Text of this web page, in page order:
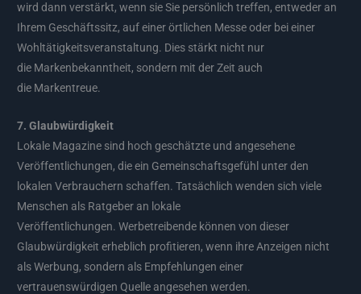
wird dann verstärkt, wenn sie Sie persönlich treffen, entweder an
Ihrem Geschäftssitz, auf einer örtlichen Messe oder bei einer
Wohltätigkeitsveranstaltung. Dies stärkt nicht nur
die Markenbekanntheit, sondern mit der Zeit auch
die Markentreue.
7. Glaubwürdigkeit
Lokale Magazine sind hoch geschätzte und angesehene
Veröffentlichungen, die ein Gemeinschaftsgefühl unter den
lokalen Verbrauchern schaffen. Tatsächlich wenden sich viele
Menschen als Ratgeber an lokale
Veröffentlichungen. Werbetreibende können von dieser
Glaubwürdigkeit erheblich profitieren, wenn ihre Anzeigen nicht
als Werbung, sondern als Empfehlungen einer
vertrauenswürdigen Quelle angesehen werden.